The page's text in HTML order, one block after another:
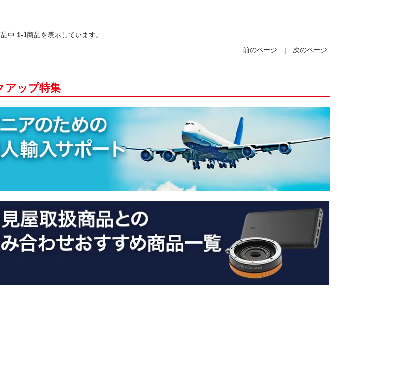
中 1-1商品を表示しています。
前のページ
| 次のページ
アップ特集